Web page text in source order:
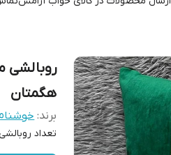
هگمتان
برند: خوشنام
تعداد